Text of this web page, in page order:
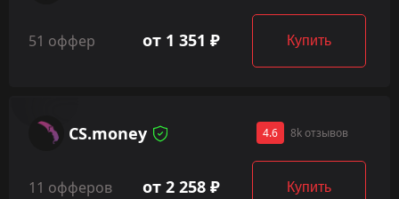
51 оффер от 1 351 ₽ Купить
CS.money 4.6 8k отзывов
11 офферов от 2 258 ₽ Купить